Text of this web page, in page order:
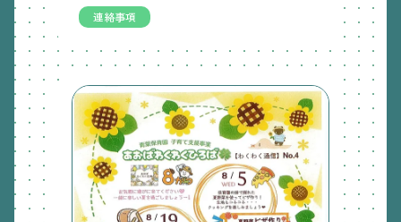
連絡事項